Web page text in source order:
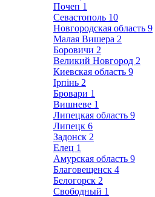
Почеп 1
Севастополь 10
Новгородская область 9
Малая Вишера 2
Боровичи 2
Великий Новгород 2
Киевская область 9
Ірпінь 2
Бровари 1
Вишневе 1
Липецкая область 9
Липецк 6
Задонск 2
Елец 1
Амурская область 9
Благовещенск 4
Белогорск 2
Свободный 1